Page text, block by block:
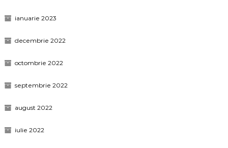
ianuarie 2023
decembrie 2022
octombrie 2022
septembrie 2022
august 2022
iulie 2022